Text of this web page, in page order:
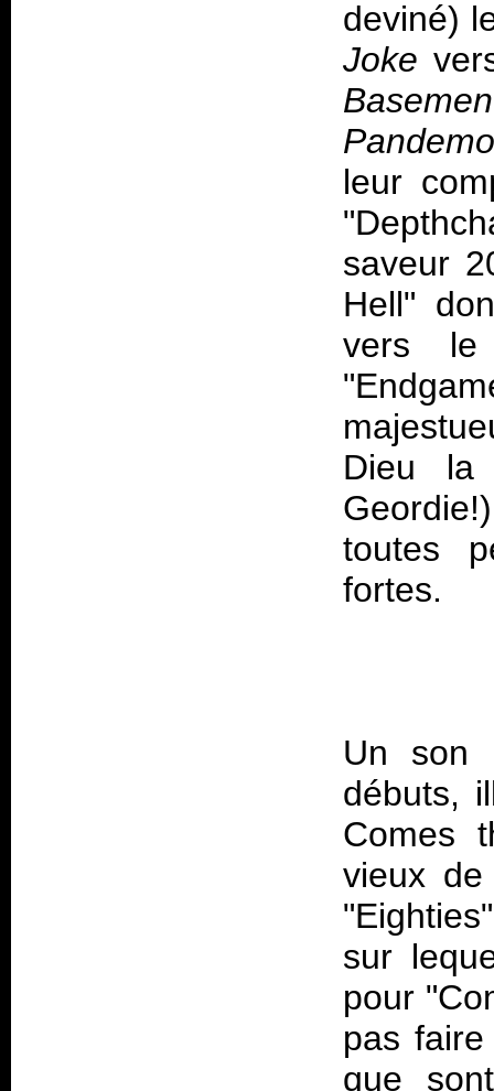
deviné)
Joke
leur
saveur
Hell"
vers le
Dieu la
toutes
fortes.
Un son
débuts,
Comes
vieux
sur
pour
pas
que